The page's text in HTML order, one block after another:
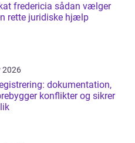
sådan vælger
rette juridiske hjælp
2026
dokumentation,
konflikter og sikrer